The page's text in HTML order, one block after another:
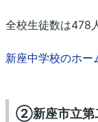
全校生徒数は478
新座中学校のホ
②新座市立第